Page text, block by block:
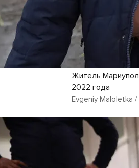
Житель
2022 года
Evgeniy Maloletka /